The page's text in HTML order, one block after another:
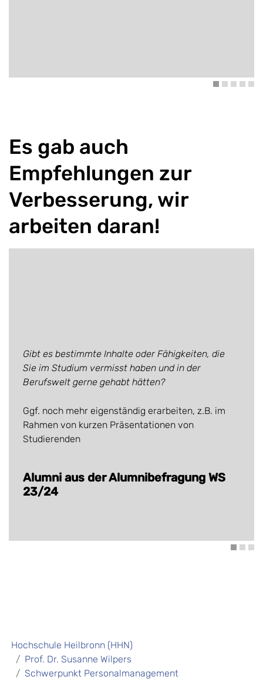
Es gab auch
Empfehlungen zur
Verbesserung, wir
arbeiten daran!
Gibt es bestimmte Inhalte oder Fähigkeiten, die
Sie im Studium vermisst haben und in der
Berufswelt gerne gehabt hätten?
Ggf. noch mehr eigenständig erarbeiten, z.B. im
Rahmen von kurzen Präsentationen von
Studierenden
Alumni aus der Alumnibefragung WS
23/24
Hochschule Heilbronn (HHN)
Prof. Dr. Susanne Wilpers
Schwerpunkt Personalmanagement